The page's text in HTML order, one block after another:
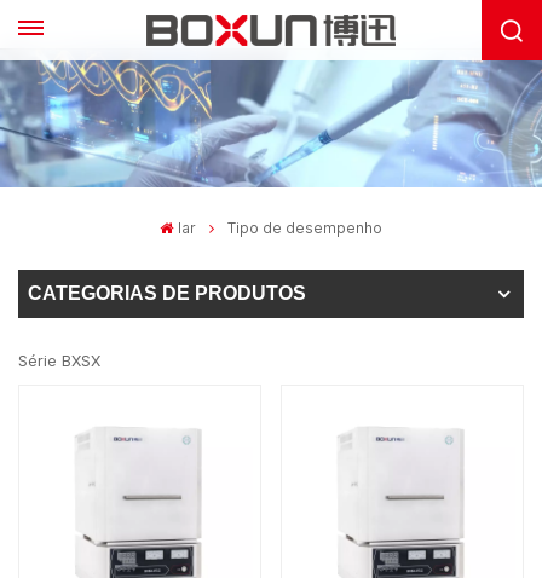
lar Tipo de desempenho
CATEGORIAS DE PRODUTOS
Série BXSX